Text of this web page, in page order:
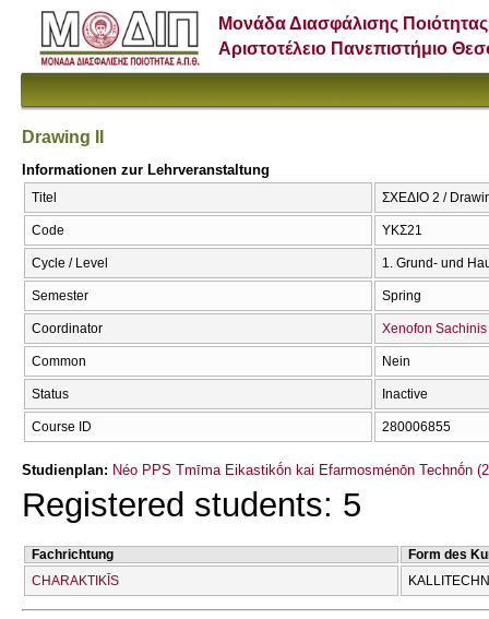
Μονάδα Διασφάλισης Ποιότητας
Αριστοτέλειο Πανεπιστήμιο
Drawing II
Informationen zur Lehrveranstaltung
Titel ΣΧΕΔΙΟ 2 /
Code ΥΚΣ21
Cycle / Level 1. Grund- und
Semester Spring
Coordinator Xenofon Sachinis
Common Nein
Status Inactive
Course ID 280006855
Studienplan: Néo PPS Tmīma Eikastikṓn kai Efarmosménōn Technṓn
Registered students: 5
Fachrichtung
Form des
CΗARAKTIKĪS